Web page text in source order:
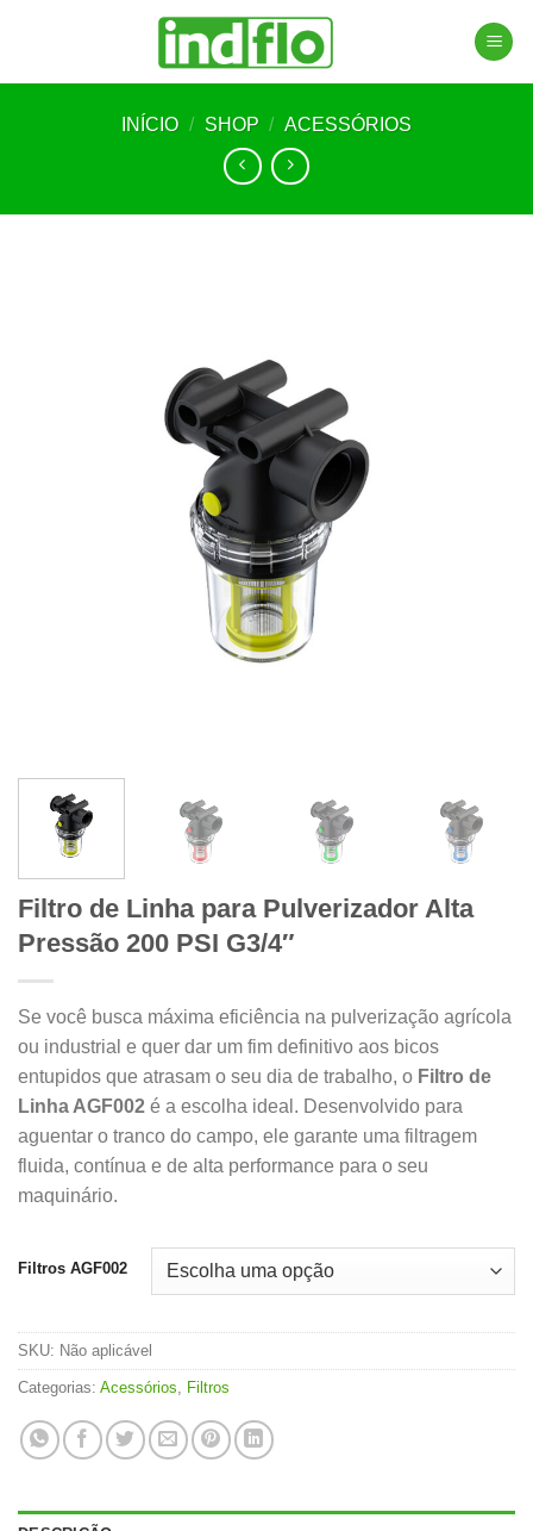
INÍCIO / SHOP / ACESSÓRIOS
Filtro de Linha para Pulverizador Alta
Pressão 200 PSI G3/4″
Se você busca máxima eficiência na pulverização agrícola
ou industrial e quer dar um fim definitivo aos bicos
entupidos que atrasam o seu dia de trabalho, o Filtro de
Linha AGF002 é a escolha ideal. Desenvolvido para
aguentar o tranco do campo, ele garante uma filtragem
fluida, contínua e de alta performance para o seu
maquinário.
Filtros AGF002
SKU: Não aplicável
Categorias: Acessórios Filtros